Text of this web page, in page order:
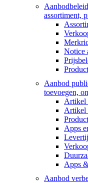
Aanbodbeleid
assortiment,
Notice
Aanbod
toevoegen,
Artikel
Artikel
Apps
Apps
Aanbod